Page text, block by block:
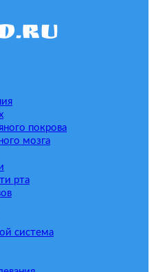
покрова
мозга
рта
система